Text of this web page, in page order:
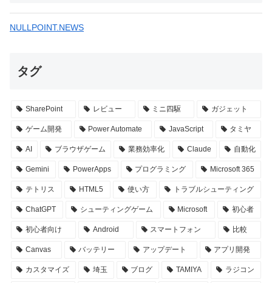
NULLPOINT.NEWS
タグ
SharePoint レビュー ミニ四駆 ガジェット
ゲーム開発 Power Automate JavaScript タミヤ
AI ブラウザゲーム 業務効率化 Claude 自動化
Gemini PowerApps プログラミング Microsoft 365
テトリス HTML5 使い方 トラブルシューティング
ChatGPT シューティングゲーム Microsoft 初心者
初心者向け Android スマートフォン 比較
Canvas バッテリー アップデート アプリ開発
カスタマイズ 埼玉 ブログ TAMIYA ラジコン